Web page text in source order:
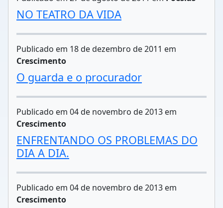
NO TEATRO DA VIDA
Publicado em 18 de dezembro de 2011 em
Crescimento
O guarda e o procurador
Publicado em 04 de novembro de 2013 em
Crescimento
ENFRENTANDO OS PROBLEMAS DO
DIA A DIA.
Publicado em 04 de novembro de 2013 em
Crescimento